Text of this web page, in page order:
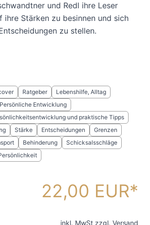
und Redl ihre Leser
ihre Stärken zu besinnen und sich
zu stellen.
Ratgeber
Lebenshilfe, Alltag
Entwicklung
und praktische Tipps
Stärke Entscheidungen
Grenzen
Behinderung
Schicksalsschläge
22,00 EUR
inkl. MwSt zzgl. Versand